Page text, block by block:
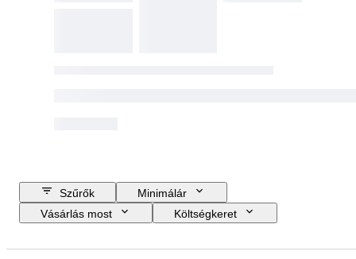
Szűrők
Minimálár
Vásárlás most
Költségkeret